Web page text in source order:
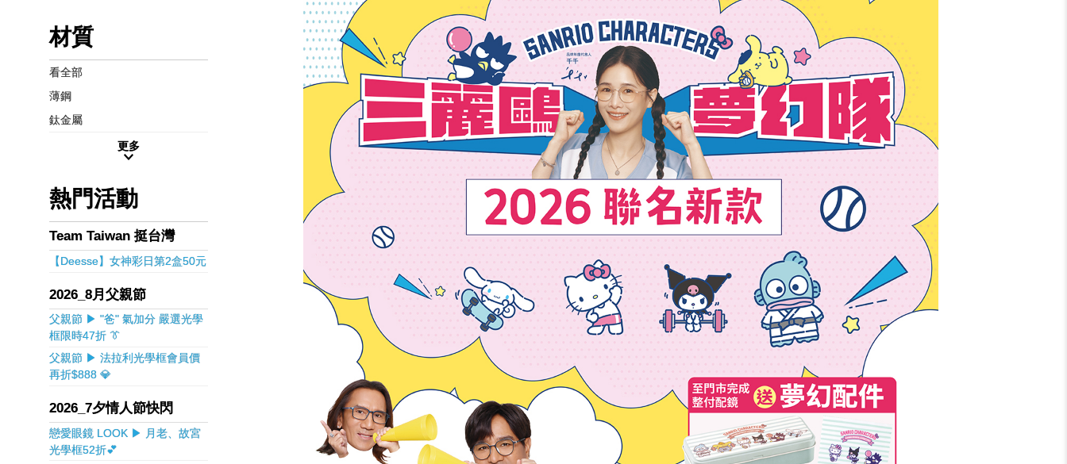
材質
看全部
薄鋼
鈦金屬
更多
熱門活動
Team Taiwan 挺台灣
【Deesse】女神彩日第2盒50元
2026_8月父親節
父親節 ▶ "爸" 氣加分 嚴選光學
框限時47折 👔
父親節 ▶ 法拉利光學框會員價
再折$888 💎
2026_7夕情人節快閃
戀愛眼鏡 LOOK ▶ 月老、故宮
光學框52折💕